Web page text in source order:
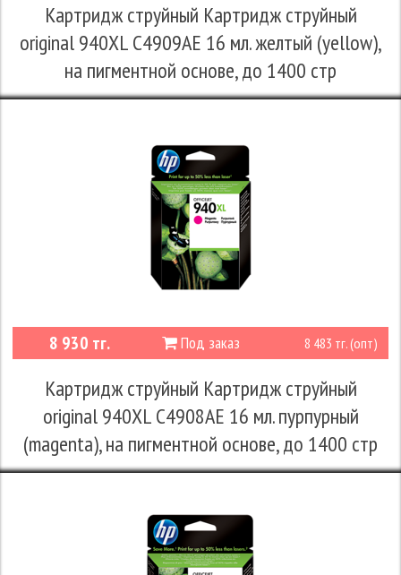
Картридж струйный Картридж струйный
original 940XL C4909AE 16 мл. желтый (yellow),
на пигментной основе, до 1400 стр
Под заказ
8 930 тг. 8 483 тг. (опт)
Картридж струйный Картридж струйный
original 940XL C4908AE 16 мл. пурпурный
(magenta), на пигментной основе, до 1400 стр